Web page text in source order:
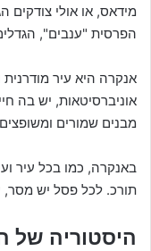
מידאס, או אולי צודקים
הפרסית "ענבים",
אנקרה היא עיר
אוניברסיטאות, יש בה
מבנים שמורים ומשופצים,
באנקרה, כמו בכל עיר
תורכ. לכל פסל יש
היסטוריה של